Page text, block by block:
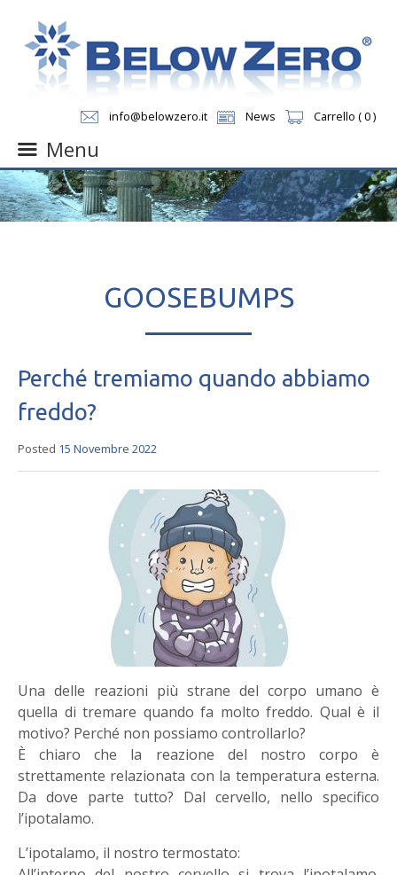
info@belowzero.it News Carrello ( 0 )
Menu
Skip
to
content
GOOSEBUMPS
Perché tremiamo quando abbiamo
freddo?
Posted 15 Novembre 2022
Una delle reazioni più strane del corpo umano è
quella di tremare quando fa molto freddo. Qual è il
motivo? Perché non possiamo controllarlo?
È chiaro che la reazione del nostro corpo è
strettamente relazionata con la temperatura esterna.
Da dove parte tutto? Dal cervello, nello specifico
l’ipotalamo.
L’ipotalamo, il nostro termostato: